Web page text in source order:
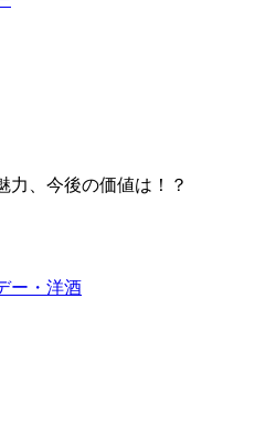
力、今後の価値は！？
ー・洋酒